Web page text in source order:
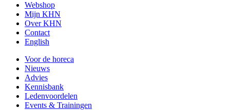
Webshop
Mijn KHN
Over KHN
Contact
English
Voor de horeca
Nieuws
Advies
Kennisbank
Ledenvoordelen
Events & Trainingen